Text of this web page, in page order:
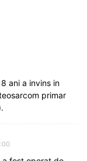
ani a invins in
primar